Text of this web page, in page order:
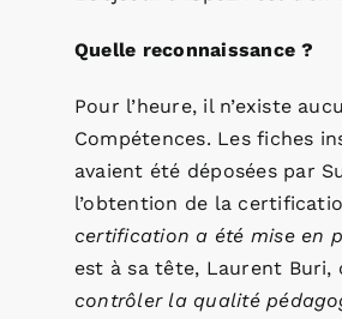
Quelle reconnaissance ?
Pour l’heure, il n’existe
Compétences. Les fiches
avaient été déposées par
l’obtention de la
certification a été mise en
est à sa tête, Laurent Buri,
contrôler la qualité